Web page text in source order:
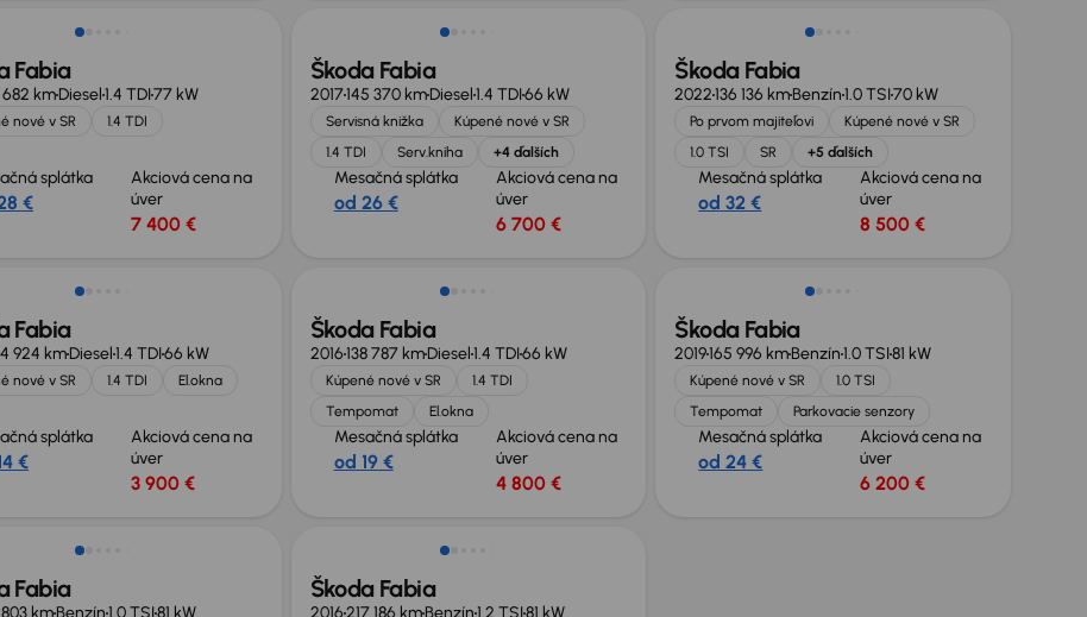
Fabia
kmDiesel1.4 TDI77 kW
nové v SR 1.4 TDI
splátka
€
Akciová cena na
úver
7 400 €
Škoda Fabia
2017145 370 kmDiesel1.4 TDI66 kW
Servisná knižka
Kúpené nové v SR
1.4 TDI
Serv.kniha +4 ďalších
Mesačná splátka
od 26 €
Akciová cena na
úver
6 700 €
Škoda Fabia
2022136 136 kmBenzín1.0 TSI70 kW
Po prvom majiteľovi
Kúpené nové v SR
1.0 TSI
SR +5 ďalších
Mesačná splátka
od 32 €
Akciová cena na
úver
8 500 €
Fabia
924 kmDiesel1.4 TDI66 kW
nové v SR 1.4 TDI El.okna
splátka
€
Akciová cena na
úver
3 900 €
Škoda Fabia
2016138 787 kmDiesel1.4 TDI66 kW
Kúpené nové v SR
1.4 TDI
Tempomat
El.okna
Mesačná splátka
od 19 €
Akciová cena na
úver
4 800 €
Škoda Fabia
2019165 996 kmBenzín1.0 TSI81 kW
Kúpené nové v SR
1.0 TSI
Tempomat
Parkovacie senzory
Mesačná splátka
od 24 €
Akciová cena na
úver
6 200 €
Fabia
kmBenzín1.0 TSI81 kW
Škoda Fabia
2016217 186 kmBenzín1.2 TSI81 kW